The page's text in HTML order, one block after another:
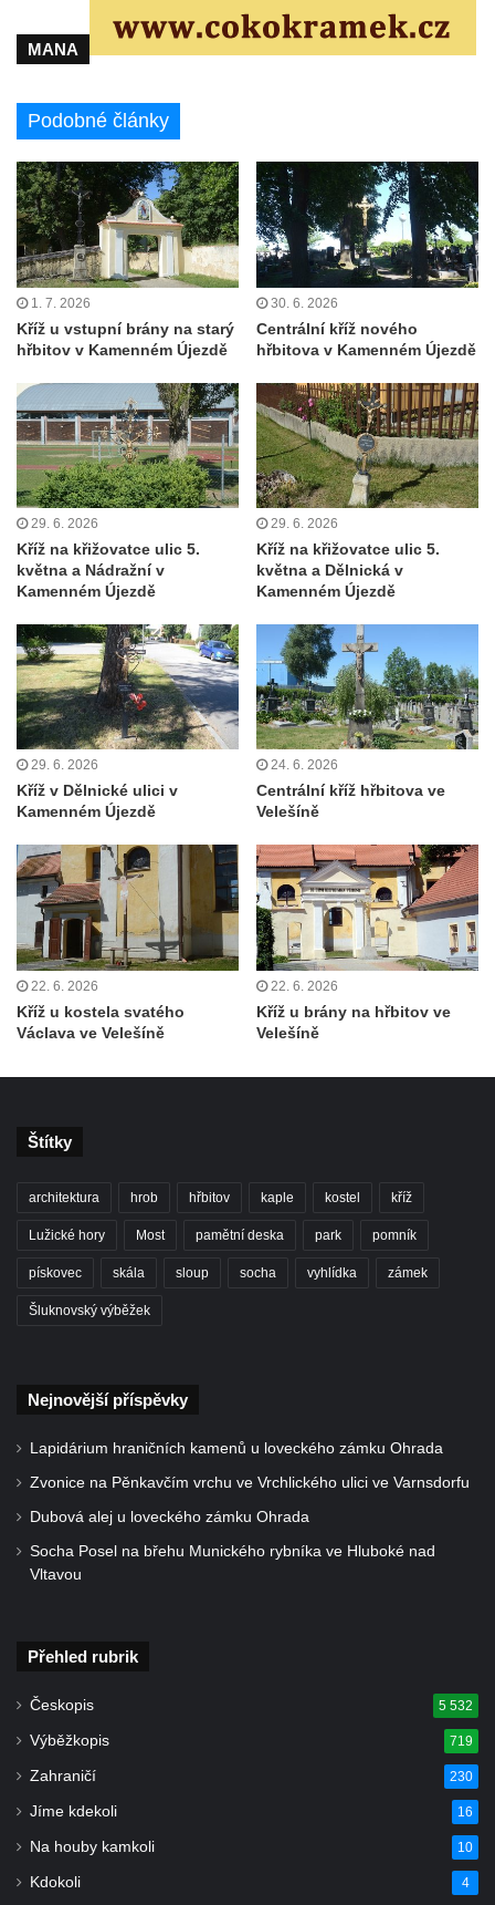
Vyhlídka Samuelova sluj (Sloup v Čechách)
Samuelova jeskyně (Sloup v Čechách)
Jeskyně Lipka (Horní Prysk)
Vyhlídka na Meixnerově stezce v Horním
Prysku
Písková vyhlídka
Spravedlnost
Úzké schody
Herdstein
Vyhlídka Pustý zámek
Pustý zámek
Střední vrch
Sedlecký Špičák
Poslední masiv
Vyhlídka Šroubený
Čertova zeď (+ Malá Čertova zeď a Rasova
rokle)
Popova skála
Nonnenfelsen (Zittauer Gebirge)
Carolafelsen (Zittauer Gebirge)
Große und Kleine Orgel
Kaiserkrone
Jeskyně Na Pozici
Skalní věž Ropucha
Vyhlídka Jelení skok u Nového Boru
Vyhlídka Havraní skály
Vyhlídka na Vysokém vrchu
Rudolfův kámen
Lom Klučky
Čedičové varhany u Hlinek
Vyhlídka Jehla u České Kamenice
Wachbergbaude)
Kohlbornstein
Großer Zschirnstein
Dutý kámen u Cvikova
Vyhlídka na Dlouhém hřebeni
Pravčická brána
Vyhlídka Töpfer u Oybina
Kleines Prebischtor (Malá Pravčická brána
č. 2)
Herkulovy sloupy (Herkulessäule)
Vyhlídka Bielablick (Kaiser-Wilhelm-Feste)
Vyhlídka Volský kámen pod Hrazeným
MANA
Podobné články
1. 7. 2026
Kříž u vstupní brány na starý
hřbitov v Kamenném Újezdě
30. 6. 2026
Centrální kříž nového
hřbitova v Kamenném Újezdě
29. 6. 2026
Kříž na křižovatce ulic 5.
května a Nádražní v
Kamenném Újezdě
29. 6. 2026
Kříž na křižovatce ulic 5.
května a Dělnická v
Kamenném Újezdě
29. 6. 2026
Kříž v Dělnické ulici v
Kamenném Újezdě
24. 6. 2026
Centrální kříž hřbitova ve
Velešíně
22. 6. 2026
Kříž u kostela svatého
Václava ve Velešíně
22. 6. 2026
Kříž u brány na hřbitov ve
Velešíně
Štítky
architektura hrob hřbitov kaple kostel kříž
Lužické hory Most pamětní deska park pomník
pískovec skála sloup socha vyhlídka zámek
Šluknovský výběžek
Nejnovější příspěvky
Lapidárium hraničních kamenů u loveckého zámku Ohrada
Zvonice na Pěnkavčím vrchu ve Vrchlického ulici ve Varnsdorfu
Dubová alej u loveckého zámku Ohrada
Socha Posel na břehu Munického rybníka ve Hluboké nad
Vltavou
Přehled rubrik
Českopis 5 532
Výběžkopis 719
Zahraničí 230
Jíme kdekoli 16
Na houby kamkoli 10
Kdokoli 4